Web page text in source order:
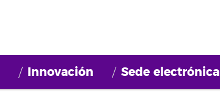
Innovación Sede electrónica